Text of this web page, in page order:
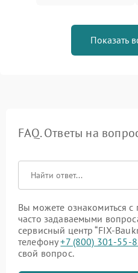
Показать
FAQ. Ответы на
Вы можете ознакомиться
часто задаваемыми
сервисный центр “FIX-
телефону+7 (800) 301-55-
свой вопрос.